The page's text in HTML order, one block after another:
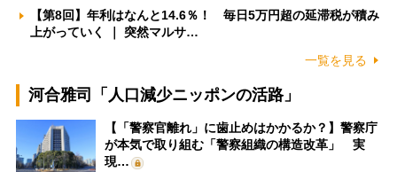
【第8回】年利はなんと14.6％！ 毎日5万円超の延滞税が積み
上がっていく ｜ 突然マルサ…
一覧を見る
河合雅司「人口減少ニッポンの活路」
【「警察官離れ」に歯止めはかかるか？】警察庁
が本気で取り組む「警察組織の構造改革」 実
現…